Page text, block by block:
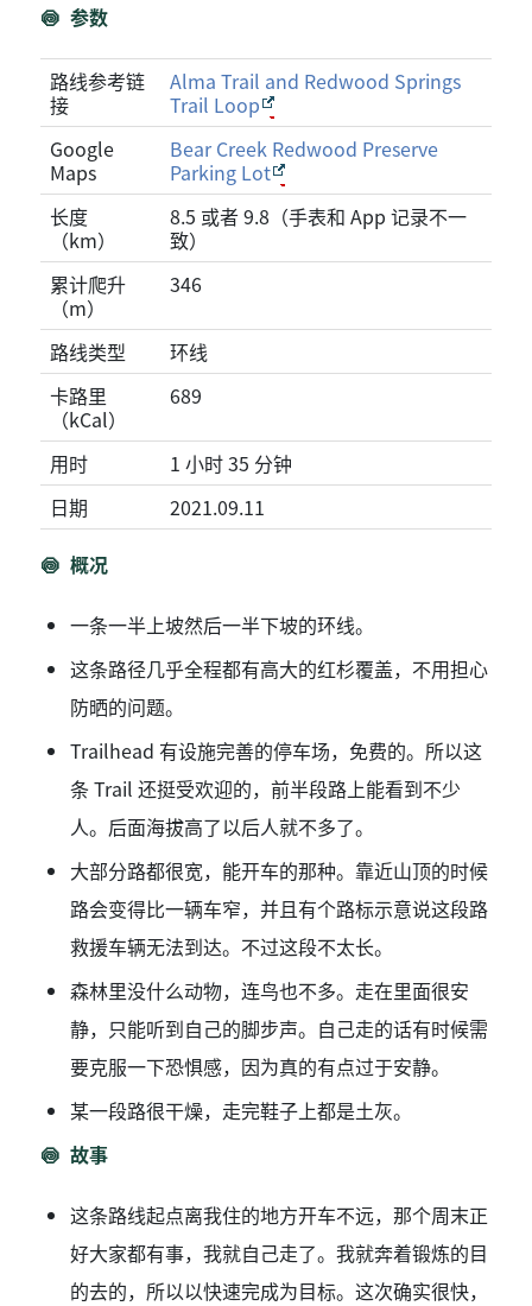
参数
路线参考链
接
Alma Trail and Redwood Springs
Trail Loop
Google
Maps
Bear Creek Redwood Preserve
Parking Lot
长度
（km）
8.5 或者 9.8（手表和 App 记录不一
致）
累计爬升
（m）
346
路线类型
环线
卡路里
（kCal）
689
用时
1 小时 35 分钟
日期
2021.09.11
概况
一条一半上坡然后一半下坡的环线。
这条路径几乎全程都有高大的红杉覆盖，不用担心
防晒的问题。
Trailhead 有设施完善的停车场，免费的。所以这
条 Trail 还挺受欢迎的，前半段路上能看到不少
人。后面海拔高了以后人就不多了。
大部分路都很宽，能开车的那种。靠近山顶的时候
路会变得比一辆车窄，并且有个路标示意说这段路
救援车辆无法到达。不过这段不太长。
森林里没什么动物，连鸟也不多。走在里面很安
静，只能听到自己的脚步声。自己走的话有时候需
要克服一下恐惧感，因为真的有点过于安静。
某一段路很干燥，走完鞋子上都是土灰。
故事
这条路线起点离我住的地方开车不远，那个周末正
好大家都有事，我就自己走了。我就奔着锻炼的目
的去的，所以以快速完成为目标。这次确实很快，